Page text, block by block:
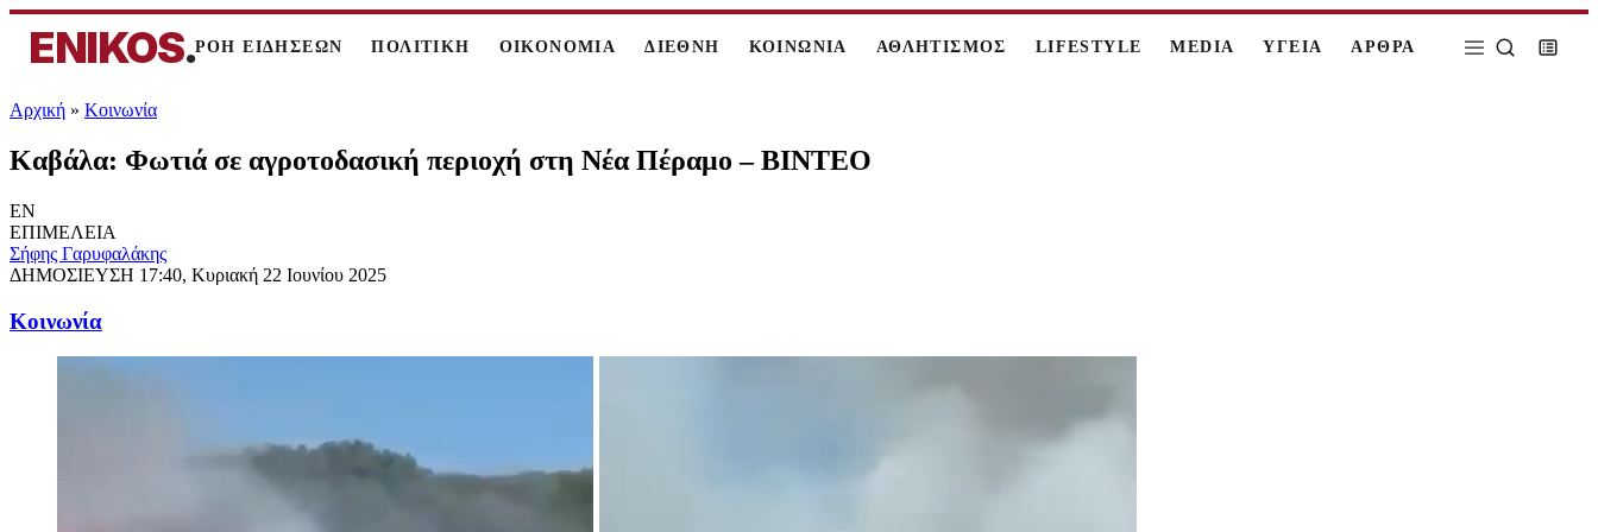
ENIKOS.ΡΟΗ ΕΙΔΗΣΕΩΝ ΠΟΛΙΤΙΚΗ ΟΙΚΟΝΟΜΙΑ ΔΙΕΘΝΗ ΚΟΙΝΩΝΙΑ ΑΘΛΗΤΙΣΜΟΣ LIFESTYLE MEDIA ΥΓΕΙΑ ΑΡΘΡΑ
Αρχική » Κοινωνία
Καβάλα: Φωτιά σε αγροτοδασική περιοχή στη Νέα Πέραμο – ΒΙΝΤΕΟ
EN
ΕΠΙΜΕΛΕΙΑ
Σήφης Γαρυφαλάκης
ΔΗΜΟΣΙΕΥΣΗ 17:40, Κυριακή 22 Ιουνίου 2025
Κοινωνία